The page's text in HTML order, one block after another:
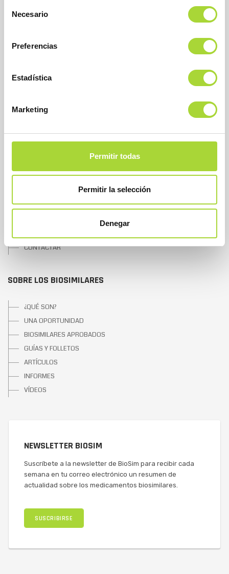
Necesario
Preferencias
Estadística
Marketing
Permitir todas
Permitir la selección
Denegar
28027 Madrid
SOBRE BIOSIM
JUNTA DIRECTIVA
ASOCIADOS
CONTACTAR
SOBRE LOS BIOSIMILARES
¿QUÉ SON?
UNA OPORTUNIDAD
BIOSIMILARES APROBADOS
GUÍAS Y FOLLETOS
ARTÍCULOS
INFORMES
VÍDEOS
NEWSLETTER BIOSIM
Suscríbete a la newsletter de BioSim para recibir cada
semana en tu correo electrónico un resumen de
actualidad sobre los medicamentos biosimilares.
SUSCRIBIRSE